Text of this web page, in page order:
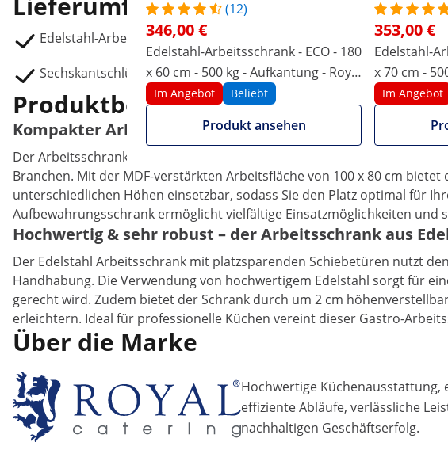
Edelstahl-Arbeitsschrank RCAT-100/80
Sechskantschlüssel
(12)
346,00 €
Edelstahl-Arbeitsschrank - ECO - 180
x 60 cm - 500 kg - Aufkantung - Royal
Catering
Im Angebot Beliebt
Produkt ansehen
353,00 €
Edelstahl-
x 70 cm -
Im Angebot
Produktbeschreibung
Kompakter Arbeitsschrank mit verstärkter
Der Arbeitsschrank aus Edelstahl von Royal Catering mit einer
Branchen. Mit der MDF-verstärkten Arbeitsfläche von 100 x 80 cm
unterschiedlichen Höhen einsetzbar, sodass Sie den Platz optimal für
Aufbewahrungsschrank ermöglicht vielfältige Einsatzmöglichkeiten und
Hochwertig & sehr robust – der Arbeitsschrank aus
Der Edelstahl Arbeitsschrank mit platzsparenden Schiebetüren nutzt
Handhabung. Die Verwendung von hochwertigem Edelstahl sorgt für
gerecht wird. Zudem bietet der Schrank durch um 2 cm
erleichtern. Ideal für professionelle Küchen vereint dieser Gastro-
Über die Marke
Hochwertige Küchenausstattung,
effiziente Abläufe, verlässliche
nachhaltigen Geschäftserfolg.